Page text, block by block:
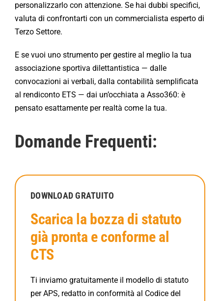
personalizzarlo con attenzione. Se hai dubbi specifici,
valuta di confrontarti con un commercialista esperto di
Terzo Settore.
E se vuoi uno strumento per gestire al meglio la tua
associazione sportiva dilettantistica — dalle
convocazioni ai verbali, dalla contabilità semplificata
al rendiconto ETS — dai un’occhiata a Asso360: è
pensato esattamente per realtà come la tua.
Domande Frequenti:
DOWNLOAD GRATUITO
Scarica la bozza di statuto
già pronta e conforme al
CTS
Ti inviamo gratuitamente il modello di statuto
per APS, redatto in conformità al Codice del